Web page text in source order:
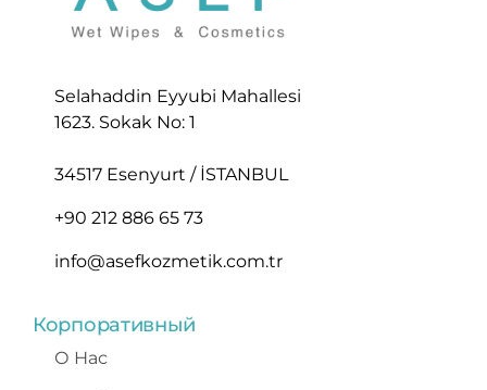
Selahaddin Eyyubi Mahallesi
1623. Sokak No: 1
34517 Esenyurt / İSTANBUL
+90 212 886 65 73
info@asefkozmetik.com.tr
Корпоративный
О Нас